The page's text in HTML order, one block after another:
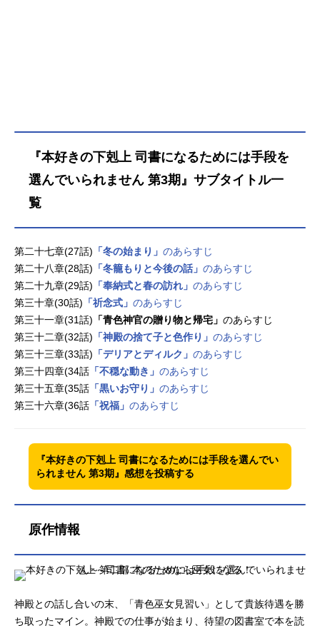
『本好きの下剋上 司書になるためには手段を
選んでいられません 第3期』サブタイトル一
覧
第二十七章(27話) 「冬の始まり」 のあらすじ
第二十八章(28話) 「冬籠もりと今後の話」 のあらすじ
第二十九章(29話) 「奉納式と春の訪れ」 のあらすじ
第三十章(30話) 「祈念式」 のあらすじ
第三十一章(31話) 「青色神官の贈り物と帰宅」 のあらすじ
第三十二章(32話) 「神殿の捨て子と色作り」 のあらすじ
第三十三章(33話) 「デリアとディルク」 のあらすじ
第三十四章(34話 「不穏な動き」 のあらすじ
第三十五章(35話 「黒いお守り」 のあらすじ
第三十六章(36話 「祝福」 のあらすじ
『本好きの下剋上 司書になるためには手段を選んでい
られません 第3期』感想を投稿する
原作情報
神殿との話し合いの末、「青色巫女見習い」として貴族待遇を勝
ち取ったマイン。神殿での仕事が始まり、待望の図書室で本を読